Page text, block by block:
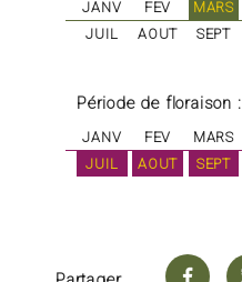
JANV FEV MARS
JUIL
AOUT SEPT
Période de floraison :
JANV FEV MARS
JUIL
AOUT SEPT